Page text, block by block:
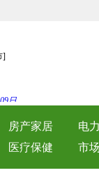
房产家居
电
医疗保健 市